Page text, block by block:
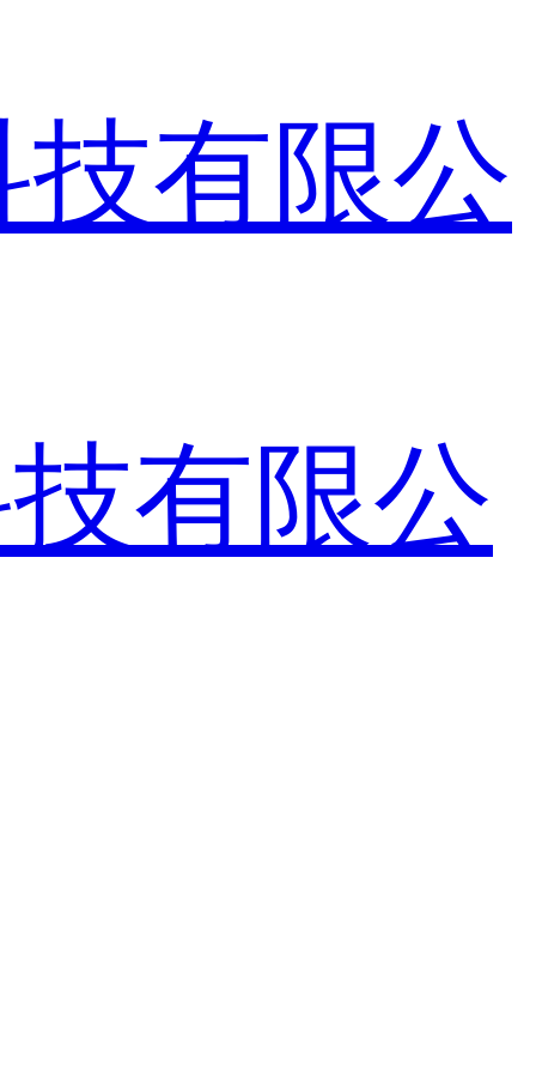
有限公